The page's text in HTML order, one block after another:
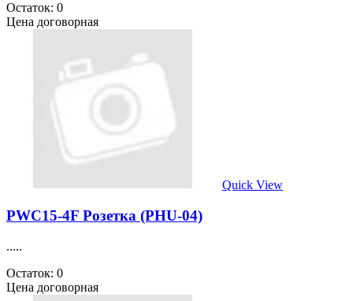
Остаток: 0
Цена договорная
Quick View
PWC15-4F Розетка (PHU-04)
.....
Остаток: 0
Цена договорная